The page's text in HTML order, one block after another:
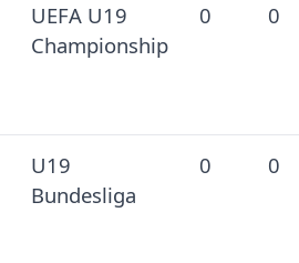
UEFA U19
Championship
0 0
U19
Bundesliga
0 0